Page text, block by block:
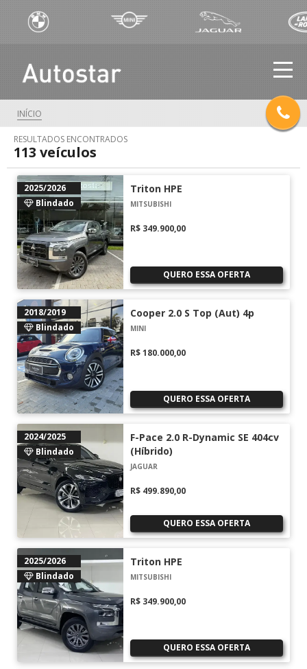
INÍCIO
RESULTADOS ENCONTRADOS
113 veículos
2025/2026
Blindado
Triton HPE
MITSUBISHI
R$ 349.900,00
QUERO ESSA OFERTA
2018/2019
Blindado
Cooper 2.0 S Top (Aut) 4p
MINI
R$ 180.000,00
QUERO ESSA OFERTA
2024/2025
Blindado
F-Pace 2.0 R-Dynamic SE 404cv
(Híbrido)
JAGUAR
R$ 499.890,00
QUERO ESSA OFERTA
2025/2026
Blindado
Triton HPE
MITSUBISHI
R$ 349.900,00
QUERO ESSA OFERTA